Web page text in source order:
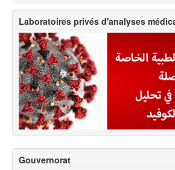
Laboratoires privés d'analyses
Gouvernorat